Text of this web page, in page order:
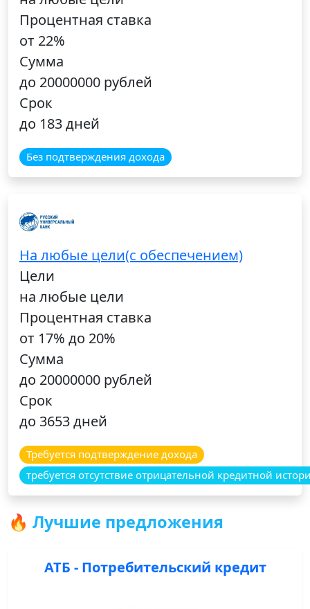
Процентная ставка
от 22%
Сумма
до 20000000 рублей
Срок
до 183 дней
Без подтверждения дохода
На любые цели(с обеспечением)
Цели
на любые цели
Процентная ставка
от 17% до 20%
Сумма
до 20000000 рублей
Срок
до 3653 дней
Требуется подтверждение дохода
требуется отсутствие отрицательной кредитной
🔥 Лучшие предложения
АТБ - Потребительский кредит